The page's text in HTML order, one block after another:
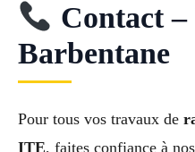
Contact
Barbentane
Pour tous vos travaux de
ITE, faites confiance à nos